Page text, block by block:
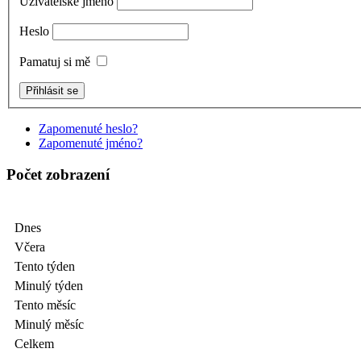
Heslo
Pamatuj si mě
Zapomenuté heslo?
Zapomenuté jméno?
Počet zobrazení
Dnes
Včera
Tento týden
Minulý týden
Tento měsíc
Minulý měsíc
Celkem